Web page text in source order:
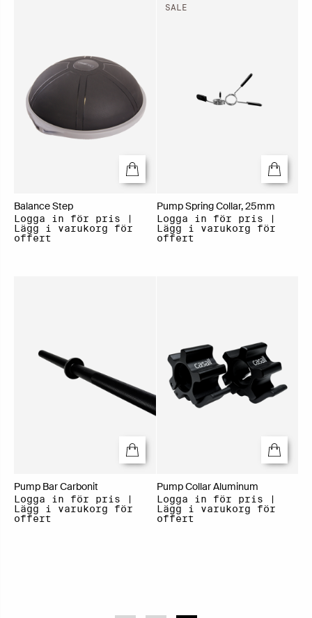
Balance Step
Logga in för pris |
Lägg i varukorg för
offert
SALE
Pump Spring Collar, 25mm
Logga in för pris |
Lägg i varukorg för
offert
Pump Bar Carbonit
Logga in för pris |
Lägg i varukorg för
offert
Pump Collar Aluminum
Logga in för pris |
Lägg i varukorg för
offert